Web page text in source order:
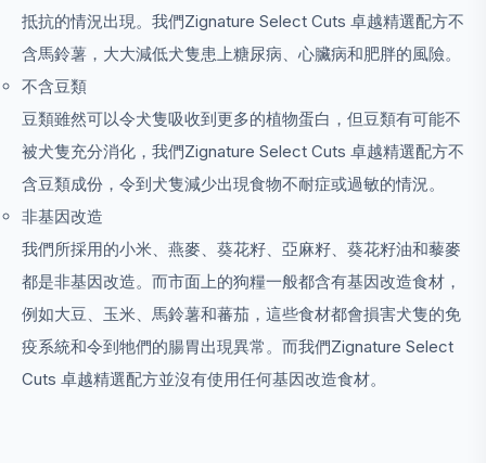
抵抗的情況出現。我們Zignature Select Cuts 卓越精選配方不
含馬鈴薯，大大減低犬隻患上糖尿病、心臟病和肥胖的風險。
不含豆類
豆類雖然可以令犬隻吸收到更多的植物蛋白，但豆類有可能不
被犬隻充分消化，我們Zignature Select Cuts 卓越精選配方不
含豆類成份，令到犬隻減少出現食物不耐症或過敏的情況。
非基因改造
我們所採用的小米、燕麥、葵花籽、亞麻籽、葵花籽油和藜麥
都是非基因改造。而市面上的狗糧一般都含有基因改造食材，
例如大豆、玉米、馬鈴薯和蕃茄，這些食材都會損害犬隻的免
疫系統和令到牠們的腸胃出現異常。而我們Zignature Select
Cuts 卓越精選配方並沒有使用任何基因改造食材。